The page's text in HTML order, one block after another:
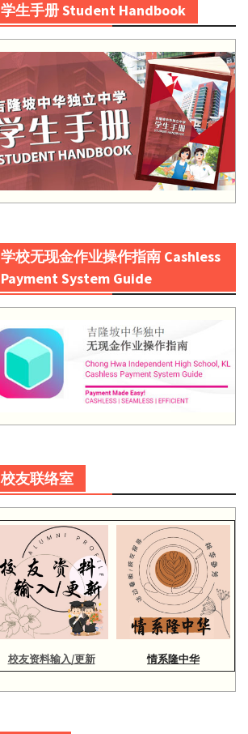
学生手册 Student Handbook
学校无现金作业操作指南 Cashless
Payment System Guide
校友联络室
校友资料输入/更新 情系隆中华